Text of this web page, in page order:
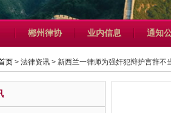
郴州律协 业内信息 通知
页 > 法律资讯 > 新西兰一律师为强奸犯辩护言辞不